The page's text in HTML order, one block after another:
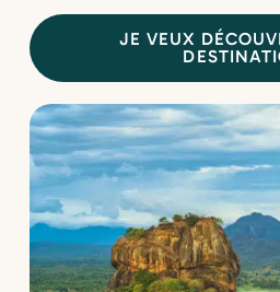
JE VEUX